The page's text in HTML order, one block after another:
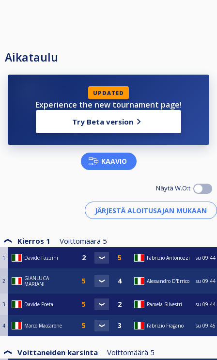
Aikataulu
UPDATED
Experience the new tournament page!
Try Beta version
KAAVIO
Näytä W.O:t
Kierros 1 Voittomäärä 5
1 Davide Fazzini Fabrizio Antonozzi su 09:44
2
GIANLUCA
MARIANI
Alessandro D'Errico su 09:44
3 Davide Poeta Pamela Silvestri su 09:44
4 Marco Maccarone Fabrizio Fragano su 09:45
Voittaneiden karsinta Voittomäärä 5